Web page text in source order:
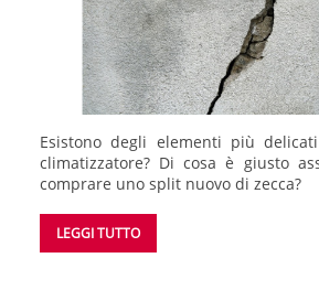
Esistono degli elementi più
climatizzatore? Di cosa è giusto
comprare uno split nuovo di zecca?
LEGGI TUTTO